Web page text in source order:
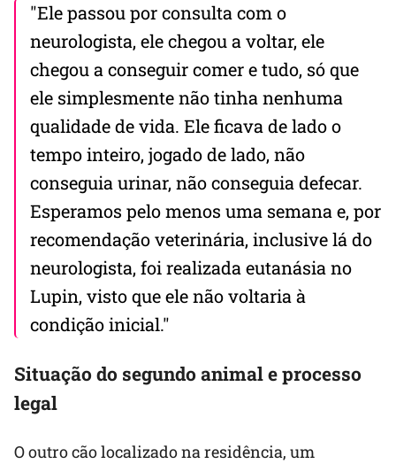
"Ele passou por consulta com o
neurologista, ele chegou a voltar, ele
chegou a conseguir comer e tudo, só que
ele simplesmente não tinha nenhuma
qualidade de vida. Ele ficava de lado o
tempo inteiro, jogado de lado, não
conseguia urinar, não conseguia defecar.
Esperamos pelo menos uma semana e, por
recomendação veterinária, inclusive lá do
neurologista, foi realizada eutanásia no
Lupin, visto que ele não voltaria à
condição inicial."
Situação do segundo animal e processo
legal
O outro cão localizado na residência, um